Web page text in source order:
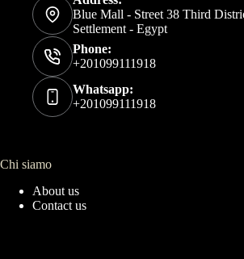
Blue Mall - Street 38 Third
Settlement - Egypt
Phone:
+201099111918
Whatsapp:
+201099111918
Chi siamo
About us
Contact us